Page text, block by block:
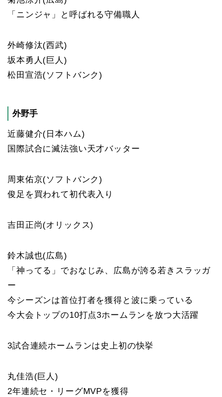
「ニンジャ」と呼ばれる守備職人
外崎修汰(西武)
坂本勇人(巨人)
松田宣浩(ソフトバンク)
外野手
近藤健介(日本ハム)
国際試合に滅法強い天才バッター
周東佑京(ソフトバンク)
俊足を買われて初代表入り
吉田正尚(オリックス)
鈴木誠也(広島)
「神ってる」でおなじみ、広島が誇る若きスラッガ
ー
今シーズンは首位打者を獲得と波に乗っている
今大会トップの10打点3ホームランを放つ大活躍
3試合連続ホームランは史上初の快挙
丸佳浩(巨人)
2年連続セ・リーグMVPを獲得